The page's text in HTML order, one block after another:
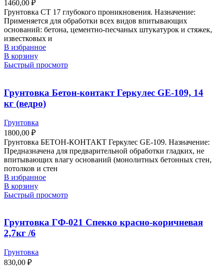
1460,00 ₽
Грунтовка СТ 17 глубокого проникновения. Назначение:
Применяется для обработки всех видов впитывающих
оснований: бетона, цементно-песчаных штукатурок и стяжек,
известковых и
В избранное
В корзину
Быстрый просмотр
Грунтовка Бетон-контакт Геркулес GE-109, 14
кг (ведро)
Грунтовка
1800,00 ₽
Грунтовка БЕТОН-КОНТАКТ Геркулес GE-109. Назначение:
Предназначена для предварительной обработки гладких, не
впитывающих влагу оснований (монолитных бетонных стен,
потолков и стен
В избранное
В корзину
Быстрый просмотр
Грунтовка ГФ-021 Спекко красно-коричневая
2,7кг /6
Грунтовка
830,00 ₽